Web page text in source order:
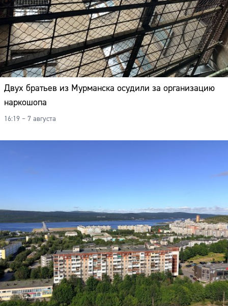
Двух братьев из Мурманска осудили за организацию
наркошопа
16:19 – 7 августа